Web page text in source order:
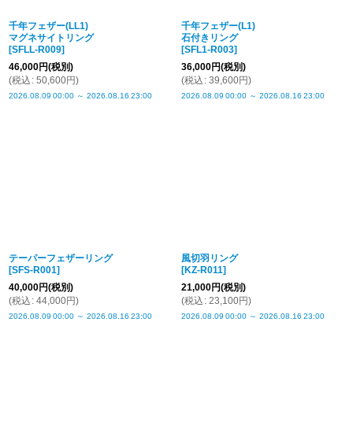
千年フェザー(LL1)
マグネサイトリング
[SFLL-R009]
46,000円(税別)
(税込 : 50,600円)
2026.08.09 00:00 ～ 2026.08.16 23:00
千年フェザー(L1)
石付きリング
[SFL1-R003]
36,000円(税別)
(税込 : 39,600円)
2026.08.09 00:00 ～ 2026.08.16 23:00
テーパーフェザーリング
[SFS-R001]
40,000円(税別)
(税込 : 44,000円)
2026.08.09 00:00 ～ 2026.08.16 23:00
風切羽リング
[KZ-R011]
21,000円(税別)
(税込 : 23,100円)
2026.08.09 00:00 ～ 2026.08.16 23:00